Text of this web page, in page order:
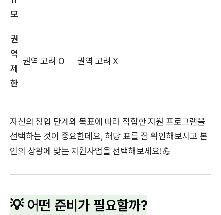
모
권
역
제
한
권역 고려 O 권역 고려 X
자신의 창업 단계와 목표에 따라 적합한 지원 프로그램을
선택하는 것이 중요한데요, 해당 표를 잘 확인해보시고 본
인의 상황에 맞는 지원사업을 선택해보세요!💪
💡 어떤 준비가 필요할까?